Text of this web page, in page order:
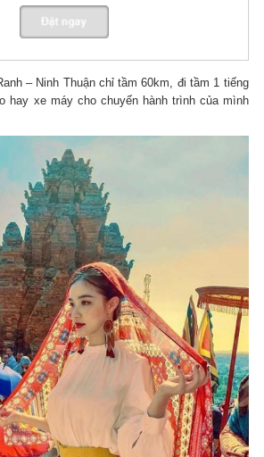
– Ninh Thuận chỉ tầm 60km, đi tầm 1 tiếng
hay xe máy cho chuyến hành trình của mình